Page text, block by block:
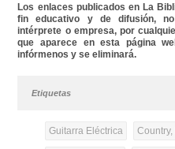
Los enlaces publicados en La
fin educativo y de difusión,
intérprete o empresa, por
que aparece en esta página
infórmenos y se eliminará.
Etiquetas
Guitarra Eléctrica